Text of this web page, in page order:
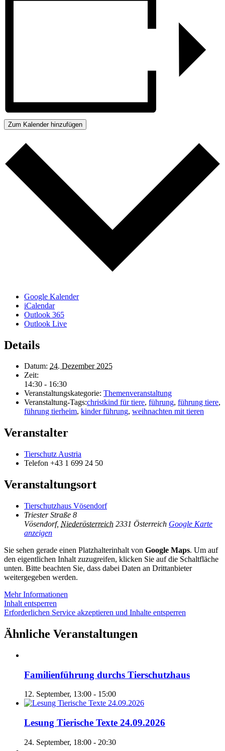
Zum Kalender hinzufügen
Google Kalender
iCalendar
Outlook 365
Outlook Live
Details
Datum: 24. Dezember 2025
Zeit:
14:30 - 16:30
Veranstaltungskategorie: Themenveranstaltung
Veranstaltung-Tags:christkind für tiere, führung, führung tiere,
führung tierheim, kinder führung, weihnachten mit tieren
Veranstalter
Tierschutz Austria
Telefon +43 1 699 24 50
Veranstaltungsort
Tierschutzhaus Vösendorf
Triester Straße 8
Vösendorf, Niederösterreich 2331 Österreich Google Karte
anzeigen
Sie sehen gerade einen Platzhalterinhalt von Google Maps. Um auf
den eigentlichen Inhalt zuzugreifen, klicken Sie auf die Schaltfläche
unten. Bitte beachten Sie, dass dabei Daten an Drittanbieter
weitergegeben werden.
Mehr Informationen
Inhalt entsperren
Erforderlichen Service akzeptieren und Inhalte entsperren
Ähnliche Veranstaltungen
Familienführung durchs Tierschutzhaus
12. September, 13:00 - 15:00
Lesung Tierische Texte 24.09.2026
24. September, 18:00 - 20:30